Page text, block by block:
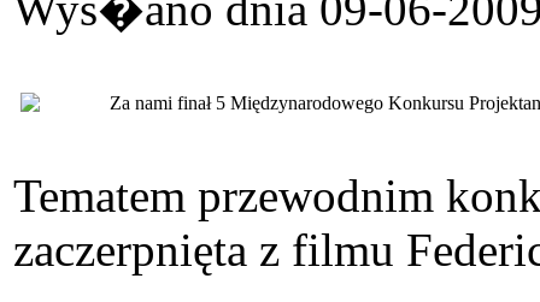
Za nami finał 5 Międzynarodowego Konkursu
Tematem przewodnim
zaczerpnięta z filmu